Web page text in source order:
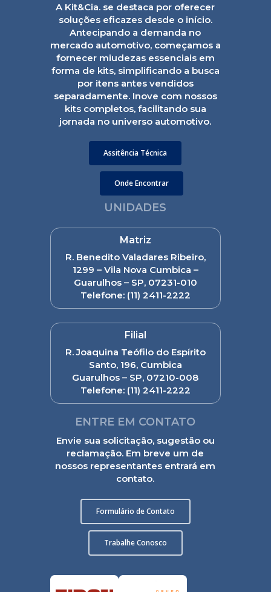
A Kit&Cia. se destaca por oferecer
soluções eficazes desde o início.
Antecipando a demanda no
mercado automotivo, começamos a
fornecer miudezas essenciais em
forma de kits, simplificando a busca
por itens antes vendidos
separadamente. Inove com nossos
kits completos, facilitando sua
jornada no universo automotivo.
Assitência Técnica
Onde Encontrar
UNIDADES
Matriz
R. Benedito Valadares Ribeiro,
1299 – Vila Nova Cumbica –
Guarulhos – SP, 07231-010
Telefone: (11) 2411-2222
Filial
R. Joaquina Teófilo do Espírito
Santo, 196, Cumbica
Guarulhos – SP, 07210-008
Telefone:(11) 2411-2222
ENTRE EM CONTATO
Envie sua solicitação, sugestão ou
reclamação. Em breve um de
nossos representantes entrará em
contato.
Formulário de Contato
Trabalhe Conosco